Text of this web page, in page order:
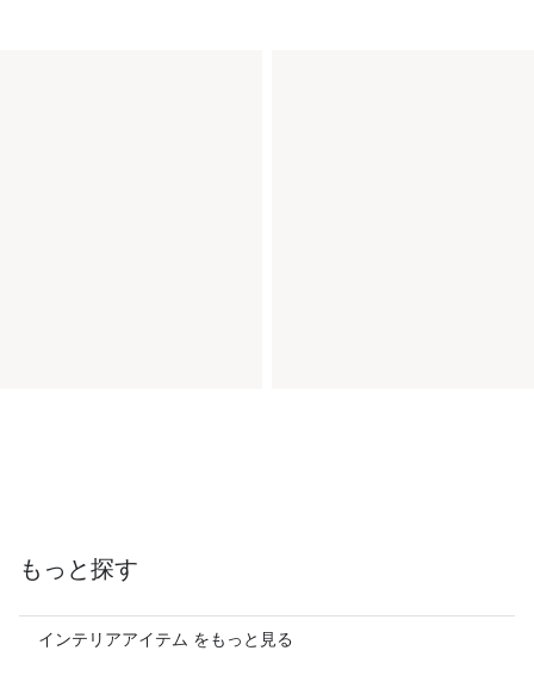
もっと探す
インテリアアイテム をもっと見る